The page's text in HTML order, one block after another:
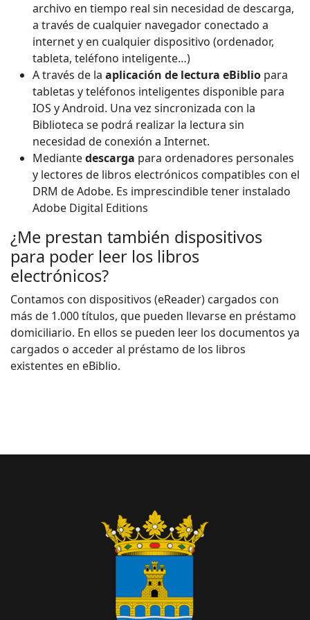
archivo en tiempo real sin necesidad de descarga,
a través de cualquier navegador conectado a
internet y en cualquier dispositivo (ordenador,
tableta, teléfono inteligente…)
A través de la aplicación de lectura eBiblio para
tabletas y teléfonos inteligentes disponible para
IOS y Android. Una vez sincronizada con la
Biblioteca se podrá realizar la lectura sin
necesidad de conexión a Internet.
Mediantedescarga para ordenadores personales
y lectores de libros electrónicos compatibles con el
DRM de Adobe. Es imprescindible tener instalado
Adobe Digital Editions
¿Me prestan también dispositivos
para poder leer los libros
electrónicos?
Contamos con dispositivos (eReader) cargados con
más de 1.000 títulos, que pueden llevarse en préstamo
domiciliario. En ellos se pueden leer los documentos ya
cargados o acceder al préstamo de los libros
existentes en eBiblio.